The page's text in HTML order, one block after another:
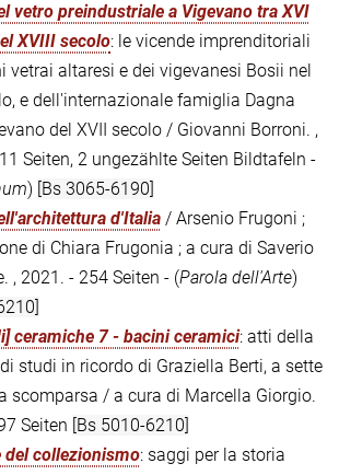
vetro preindustriale a Vigevano tra XVI
XVIII secolo: le vicende imprenditoriali
vetrai altaresi e dei vigevanesi Bosii nel
e dell'internazionale famiglia Dagna
del XVII secolo / Giovanni Borroni. ,
Seiten, 2 ungezählte Seiten Bildtafeln -
) [Bs 3065-6190]
d'Italia / Arsenio Frugoni ;
di Chiara Frugonia ; a cura di Saverio
, 2021. - 254 Seiten - (Parola dell'Arte)
ceramiche 7 - bacini ceramici: atti della
studi in ricordo di Graziella Berti, a sette
scomparsa / a cura di Marcella Giorgio.
Seiten [Bs 5010-6210]
del collezionismo: saggi per la storia